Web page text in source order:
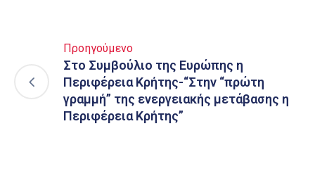
Προηγούμενο
Στο Συμβούλιο της Ευρώπης η
Περιφέρεια Κρήτης-“Στην “πρώτη
γραμμή” της ενεργειακής μετάβασης η
Περιφέρεια Κρήτης”